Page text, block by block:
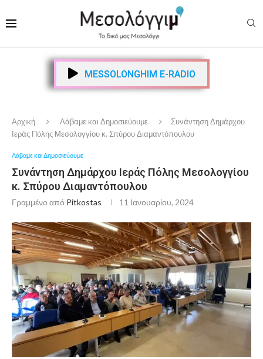
MESSOLONGHIM E-RADIO
Αρχική Λάβαμε και Δημοσιεύουμε
Συνάντηση Δημάρχου
Ιεράς Πόλης Μεσολογγίου κ. Σπύρου Διαμαντόπουλου
Λάβαμε και Δημοσιεύουμε
Συνάντηση Δημάρχου Ιεράς Πόλης Μεσολογγίου
κ. Σπύρου Διαμαντόπουλου
Γραμμένο από Pitkostas 11 Ιανουαρίου, 2024